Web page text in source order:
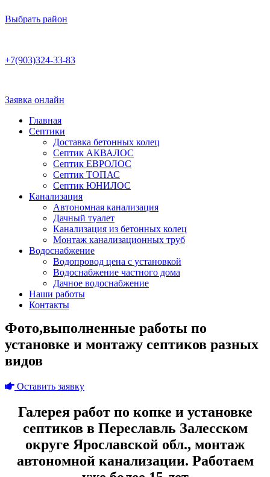
Выбрать район
+7(903)324-33-83
Заявка онлайн
Главная
Септики
Доставка бетонных колец
Септик АКВАЛОС
Септик ЕВРОЛОС
Септик ТОПАС
Септик ЮНИЛОС
Канализация
Автономная канализация
Дачный туалет
Канализация из бетонных колец
Монтаж канализационных труб
Водоснабжение
Водопровод цена с установкой
Водоснабжение частного дома
Дачное водоснабжение
Наши работы
Контакты
Фото,выполненные работы по
установке и монтажу септиков разных
видов
Оставить заявку
Галерея работ по копке и установке
септиков в Переславль Залесском
округе Ярославской обл., монтаж
автономной канализации. Работаем